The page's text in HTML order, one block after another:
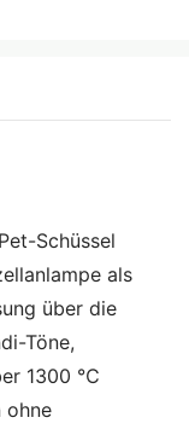
Schüssel
als
über die
Töne,
1300 ℃
ohne